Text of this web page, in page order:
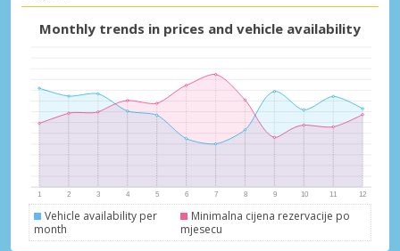
dobavljača
Prijava putem eLinka
Monthly trends in prices and vehicle availability
Vehicle availability per
month
Minimalna cijena rezervacije po
mjesecu